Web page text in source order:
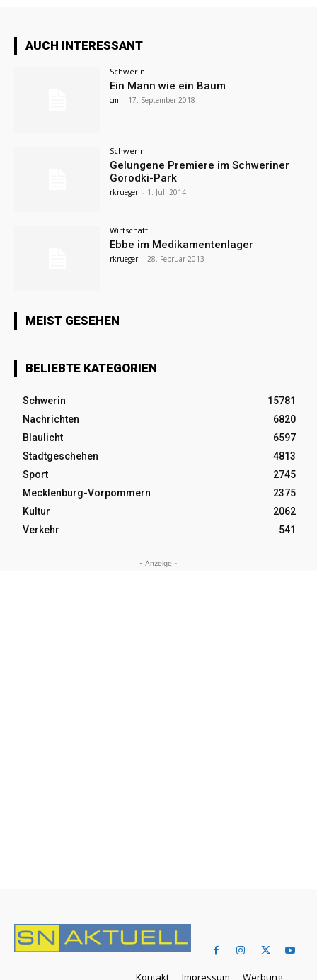
AUCH INTERESSANT
Schwerin
Ein Mann wie ein Baum
cm - 17. September 2018
Schwerin
Gelungene Premiere im Schweriner
Gorodki-Park
rkrueger - 1. Juli 2014
Wirtschaft
Ebbe im Medikamentenlager
rkrueger - 28. Februar 2013
MEIST GESEHEN
BELIEBTE KATEGORIEN
Schwerin
15781
Nachrichten
6820
Blaulicht
6597
Stadtgeschehen
4813
Sport
2745
Mecklenburg-Vorpommern
2375
Kultur
2062
Verkehr
541
- Anzeige -
Kontakt Impressum Werbung